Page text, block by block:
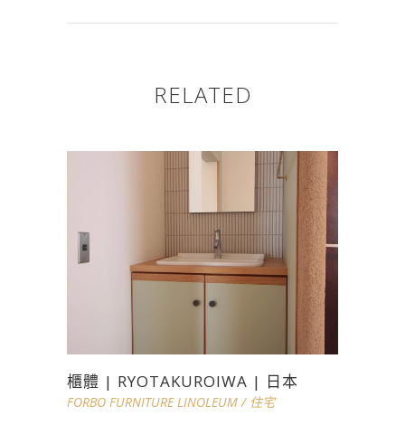
RELATED
櫃體 | RYOTAKUROIWA | 日本
FORBO FURNITURE LINOLEUM/ 住宅